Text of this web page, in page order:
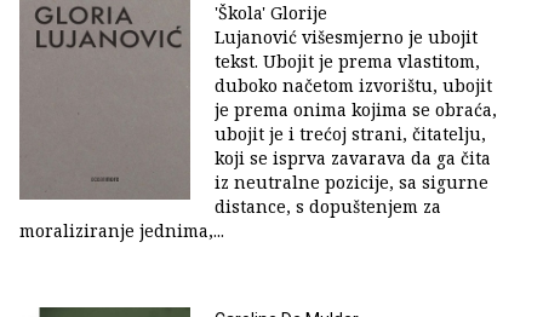
'Škola' Glorije
Lujanović višesmjerno je ubojit
tekst. Ubojit je prema vlastitom,
duboko načetom izvorištu, ubojit
je prema onima kojima se obraća,
ubojit je i trećoj strani, čitatelju,
koji se isprva zavarava da ga čita
iz neutralne pozicije, sa sigurne
distance, s dopuštenjem za
moraliziranje jednima,...